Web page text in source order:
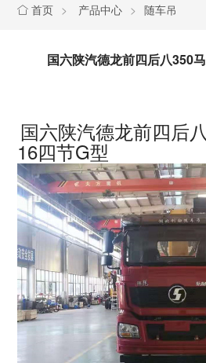
 首页 > 产品中心 > 随车吊
国六陕汽德龙前四后八350
国六陕汽德龙前四后
16四节G型